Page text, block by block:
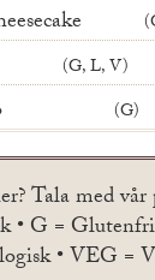
G, L, V
G
Tala med vår
• G =
• VEG =